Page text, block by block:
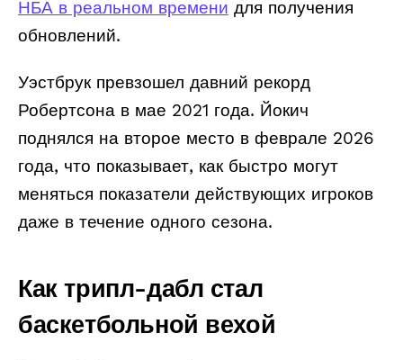
НБА в реальном времени для получения
обновлений.
Уэстбрук превзошел давний рекорд
Робертсона в мае 2021 года. Йокич
поднялся на второе место в феврале 2026
года, что показывает, как быстро могут
меняться показатели действующих игроков
даже в течение одного сезона.
Как трипл-дабл стал
баскетбольной вехой